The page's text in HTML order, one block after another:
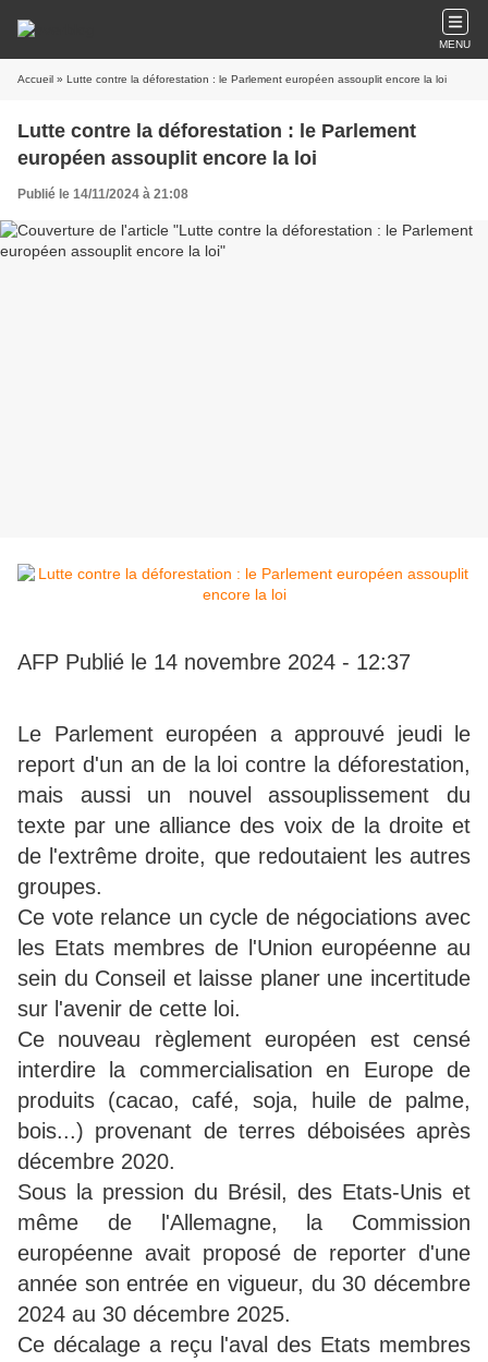
MENU
Accueil » Lutte contre la déforestation : le Parlement européen assouplit encore la loi
Lutte contre la déforestation : le Parlement
européen assouplit encore la loi
Publié le 14/11/2024 à 21:08
AFP Publié le 14 novembre 2024 - 12:37
Le Parlement européen a approuvé jeudi le
report d'un an de la loi contre la déforestation,
mais aussi un nouvel assouplissement du
texte par une alliance des voix de la droite et
de l'extrême droite, que redoutaient les autres
groupes.
Ce vote relance un cycle de négociations avec
les Etats membres de l'Union européenne au
sein du Conseil et laisse planer une incertitude
sur l'avenir de cette loi.
Ce nouveau règlement européen est censé
interdire la commercialisation en Europe de
produits (cacao, café, soja, huile de palme,
bois...) provenant de terres déboisées après
décembre 2020.
Sous la pression du Brésil, des Etats-Unis et
même de l'Allemagne, la Commission
européenne avait proposé de reporter d'une
année son entrée en vigueur, du 30 décembre
2024 au 30 décembre 2025.
Ce décalage a reçu l'aval des Etats membres